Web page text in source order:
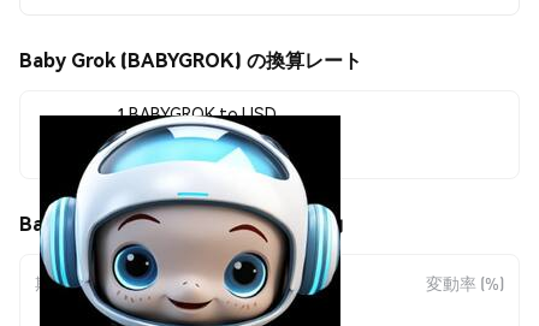
Baby Grok (BABYGROK) の換算レート
1 BABYGROK to USD
$0.0<sub>12</sub>8519
Baby Grok (BABYGROK) の価格変動
期間 金額変動 変動率 (%)